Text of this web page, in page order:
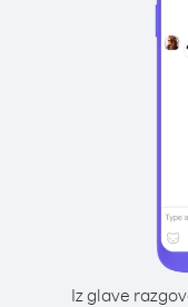
Iz glave